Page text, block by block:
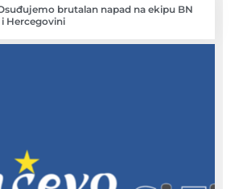
brutalan napad na ekipu BN
Hercegovini